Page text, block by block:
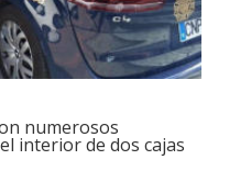
numerosos
interior de dos cajas